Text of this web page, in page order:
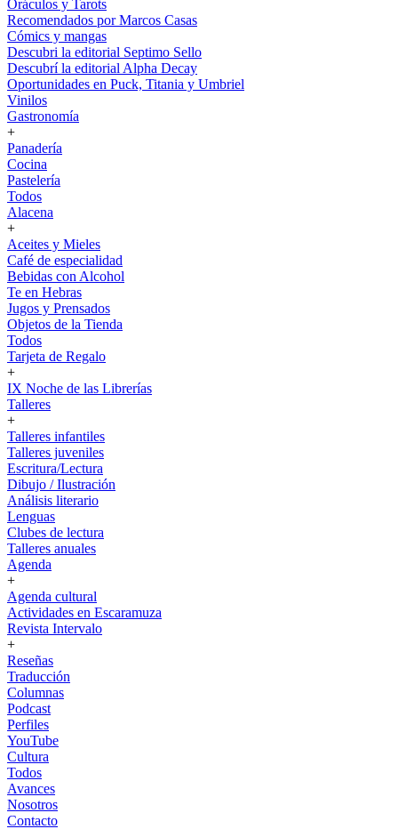
Oráculos y Tarots
Recomendados por Marcos Casas
Cómics y mangas
Descubri la editorial Septimo Sello
Descubrí la editorial Alpha Decay
Oportunidades en Puck, Titania y Umbriel
Vinilos
Gastronomía
+
Panadería
Cocina
Pastelería
Todos
Alacena
+
Aceites y Mieles
Café de especialidad
Bebidas con Alcohol
Te en Hebras
Jugos y Prensados
Objetos de la Tienda
Todos
Tarjeta de Regalo
+
IX Noche de las Librerías
Talleres
+
Talleres infantiles
Talleres juveniles
Escritura/Lectura
Dibujo / Ilustración
Análisis literario
Lenguas
Clubes de lectura
Talleres anuales
Agenda
+
Agenda cultural
Actividades en Escaramuza
Revista Intervalo
+
Reseñas
Traducción
Columnas
Podcast
Perfiles
YouTube
Cultura
Todos
Avances
Nosotros
Contacto